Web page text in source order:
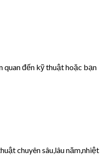
quan đến kỹ thuật hoặc bạn
chuyên sâu,lâu năm,nhiệt